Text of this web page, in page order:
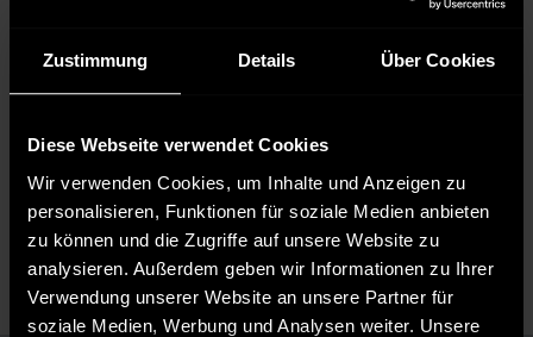
Zustimmung Details Über Cookies
Diese Webseite verwendet Cookies
Wir verwenden Cookies, um Inhalte und Anzeigen zu
personalisieren, Funktionen für soziale Medien anbieten
zu können und die Zugriffe auf unsere Website zu
analysieren. Außerdem geben wir Informationen zu Ihrer
Verwendung unserer Website an unsere Partner für
soziale Medien, Werbung und Analysen weiter. Unsere
Freizeitaktivitäten. Sie passt perfekt zu verschiedenen
Nicht bügeln
Chemische Reinigung
Bleichen nicht erlaubt
Nicht chemisch reinigen